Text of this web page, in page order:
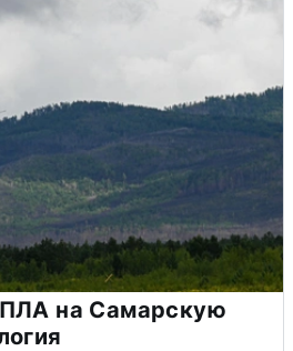
на Самарскую